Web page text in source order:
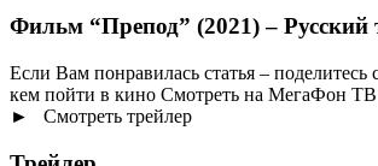
Фильм “Препод” (2021) – Русский
Если Вам понравилась статья –
кем пойти в кино Смотреть на МегаФон
► Смотреть трейлер